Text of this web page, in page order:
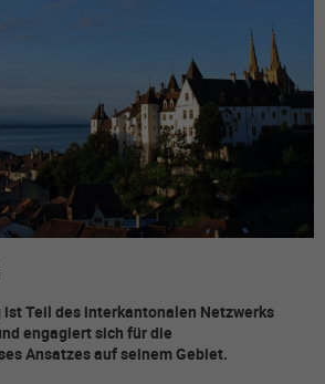
ist Teil des interkantonalen Netzwerks
engagiert sich für die
Ansatzes auf seinem Gebiet.